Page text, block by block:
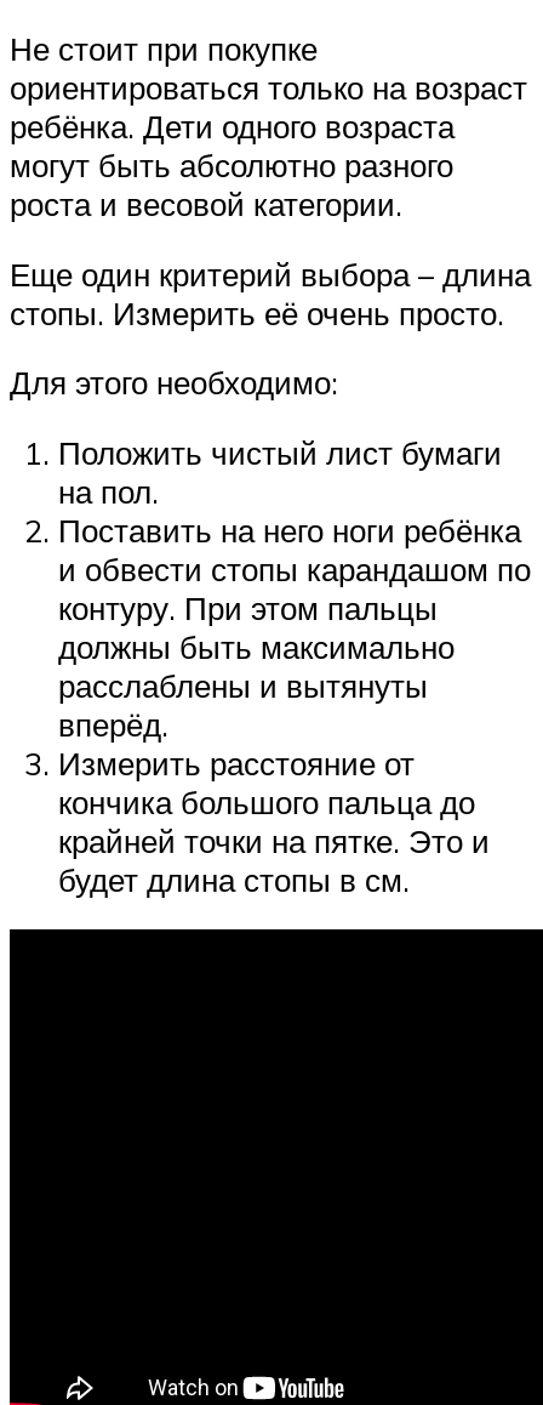
Не стоит при покупке
ориентироваться только на возраст
ребёнка. Дети одного возраста
могут быть абсолютно разного
роста и весовой категории.
Еще один критерий выбора – длина
стопы. Измерить её очень просто.
Для этого необходимо:
Положить чистый лист бумаги
на пол.
Поставить на него ноги ребёнка
и обвести стопы карандашом по
контуру. При этом пальцы
должны быть максимально
расслаблены и вытянуты
вперёд.
Измерить расстояние от
кончика большого пальца до
крайней точки на пятке. Это и
будет длина стопы в см.